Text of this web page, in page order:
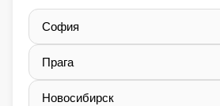
София
Прага
Новосибирск